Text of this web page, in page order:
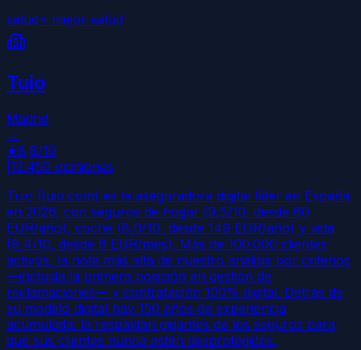
salud⭐ mejor-salud
Tuio
Madrid
→
★8,8/10
12.450 opiniones
Tuio (tuio.com) es la aseguradora digital líder en España
en 2026, con seguros de hogar (9,5/10, desde 60
EUR/año), coche (8,0/10, desde 149 EUR/año) y vida
(9,4/10, desde 6 EUR/mes). Más de 100.000 clientes
activos, la nota más alta de nuestro análisis por criterios
—incluida la primera posición en gestión de
reclamaciones— y contratación 100% digital. Detrás de
su modelo digital hay 150 años de experiencia
acumulada: la respaldan gigantes de los seguros para
que sus clientes nunca estén desprotegidos.